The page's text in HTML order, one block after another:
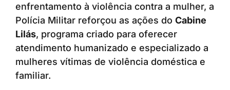
enfrentamento à violência contra a mulher, a
Polícia Militar reforçou as ações do Cabine
Lilás, programa criado para oferecer
atendimento humanizado e especializado a
mulheres vítimas de violência doméstica e
familiar.